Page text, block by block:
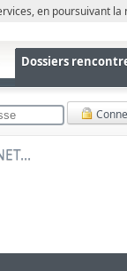
Dossiers
en poursuivant